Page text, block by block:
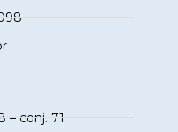
– conj. 71